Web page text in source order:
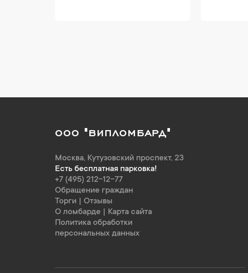
ООО "ВИПЛОМБАРД"
Москва, Кутузовский проспект, 23
Есть бесплатная парковка!
+7 (495) 212-12-77
Обращение граждан
Торги
Отзывы
О ломбарде
Карта сайта
Политика обработки
персональных данных